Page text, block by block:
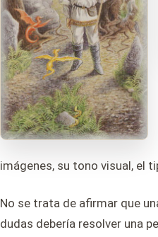
imágenes, su tono visual, el
No se trata de afirmar que
dudas debería resolver una